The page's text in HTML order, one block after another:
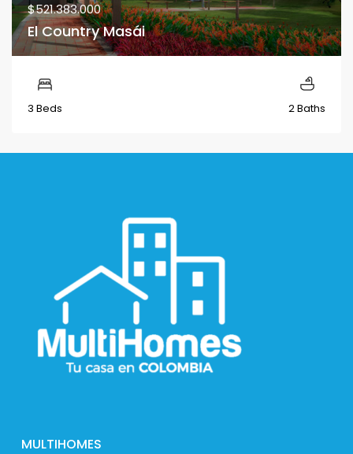
$521.383.000
El Country Masái
3 Beds 2 Baths
MULTIHOMES